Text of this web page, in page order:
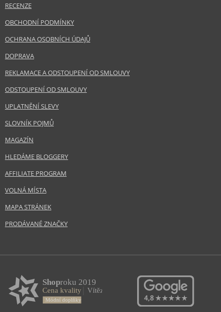
RECENZE
OBCHODNÍ PODMÍNKY
OCHRANA OSOBNÍCH ÚDAJŮ
DOPRAVA
REKLAMACE A ODSTOUPENÍ OD SMLOUVY
ODSTOUPENÍ OD SMLOUVY
UPLATNĚNÍ SLEVY
SLOVNÍK POJMŮ
MAGAZÍN
HLEDÁME BLOGGERY
AFFILIATE PROGRAM
VOLNÁ MÍSTA
MAPA STRÁNEK
PRODÁVANÉ ZNAČKY